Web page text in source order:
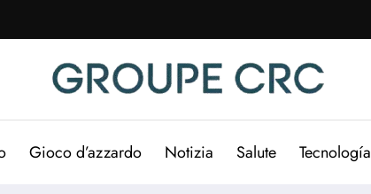
Gioco d’azzardo Notizia Salute Tecnología